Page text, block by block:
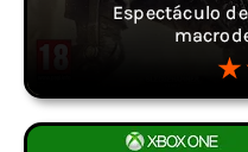
Espectáculo